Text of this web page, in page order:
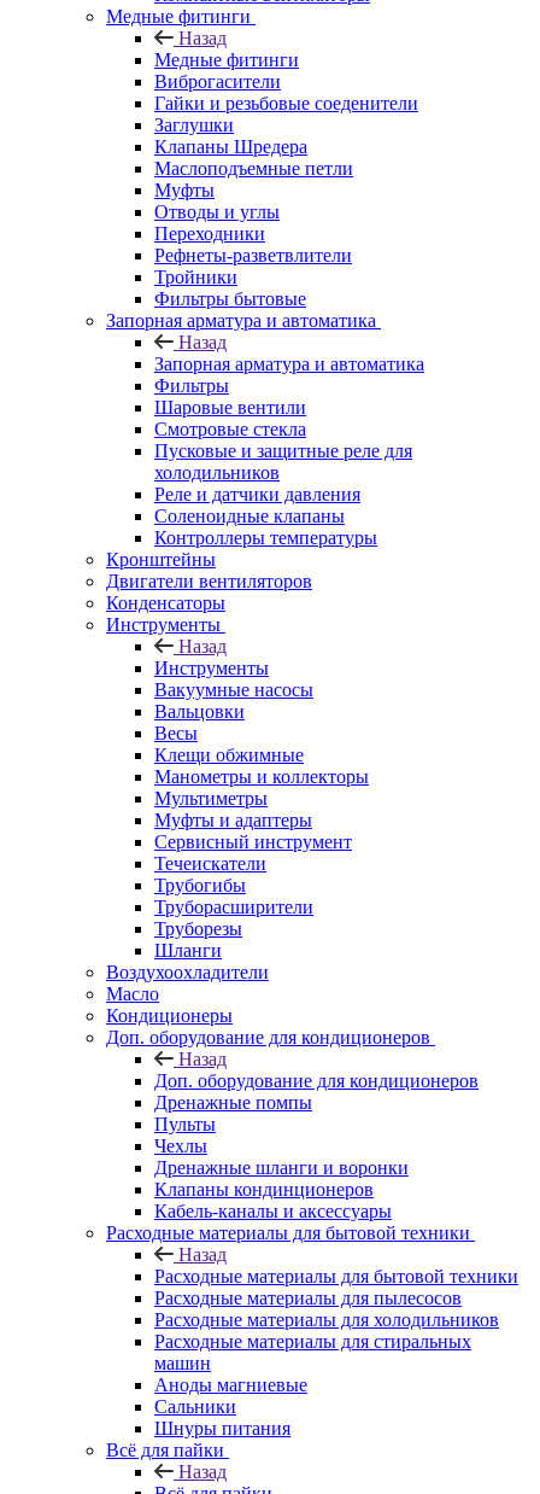
Медные фитинги
Назад
Медные фитинги
Виброгасители
Гайки и резьбовые соеденители
Заглушки
Клапаны Шредера
Маслоподъемные петли
Муфты
Отводы и углы
Переходники
Рефнеты-разветвлители
Тройники
Фильтры бытовые
Запорная арматура и автоматика
Назад
Запорная арматура и автоматика
Фильтры
Шаровые вентили
Смотровые стекла
Пусковые и защитные реле для
холодильников
Реле и датчики давления
Соленоидные клапаны
Контроллеры температуры
Кронштейны
Двигатели вентиляторов
Конденсаторы
Инструменты
Назад
Инструменты
Вакуумные насосы
Вальцовки
Весы
Клещи обжимные
Манометры и коллекторы
Мультиметры
Муфты и адаптеры
Сервисный инструмент
Течеискатели
Трубогибы
Труборасширители
Труборезы
Шланги
Воздухоохладители
Масло
Кондиционеры
Доп. оборудование для кондиционеров
Назад
Доп. оборудование для кондиционеров
Дренажные помпы
Пульты
Чехлы
Дренажные шланги и воронки
Клапаны кондинционеров
Кабель-каналы и аксессуары
Расходные материалы для бытовой техники
Назад
Расходные материалы для бытовой техники
Расходные материалы для пылесосов
Расходные материалы для холодильников
Расходные материалы для стиральных
машин
Аноды магниевые
Сальники
Шнуры питания
Всё для пайки
Назад